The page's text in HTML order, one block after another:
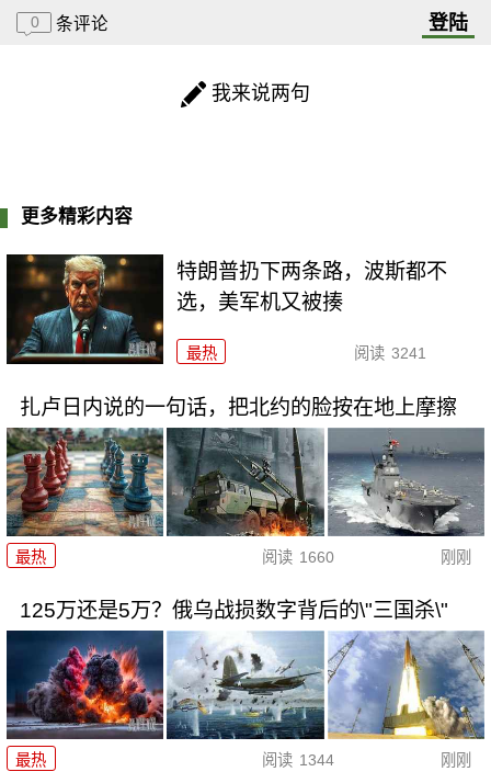
0 条评论 登陆
我来说两句
更多精彩内容
特朗普扔下两条路，波斯都不
选，美军机又被揍
最热 阅读 3241
扎卢日内说的一句话，把北约的脸按在地上摩擦
最热 阅读 1660 刚刚
125万还是5万？俄乌战损数字背后的\"三国杀\"
最热 阅读 1344 刚刚